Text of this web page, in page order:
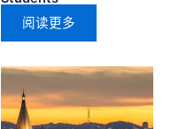
阅读更多